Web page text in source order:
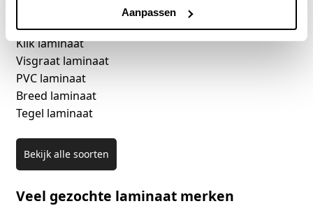
Aanpassen
Veel gezochte laminaat soorten
Klik laminaat
Visgraat laminaat
PVC laminaat
Breed laminaat
Tegel laminaat
Bekijk alle soorten
Veel gezochte laminaat merken